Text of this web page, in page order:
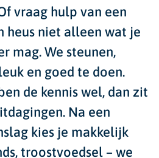
vraag hulp van een
heus niet alleen wat je
mag. We steunen,
en goed te doen.
de kennis wel, dan zit
Na een
kies je makkelijk
troostvoedsel – we